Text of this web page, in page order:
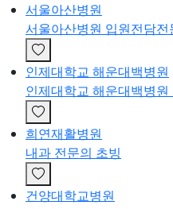
서울아산병원
서울아산병원 입원전담
인제대학교 해운대백병원
인제대학교 해운대백병
희연재활병원
내과 전문의 초빙
건양대학교병원